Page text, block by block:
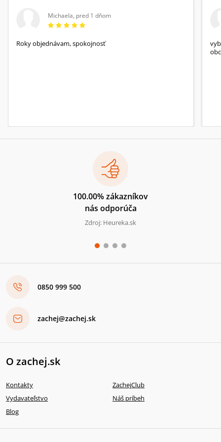
Michaela, pred 1 dňom
Roky objednávam, spokojnosť
100.00% zákazníkov
nás odporúča
Zdroj: Heureka.sk
0850 999 500
zachej@zachej.sk
O zachej.sk
Kontakty
ZachejClub
Vydavateľstvo
Náš príbeh
Blog